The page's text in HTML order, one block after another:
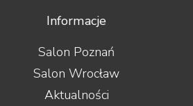
Informacje
Salon Poznań
Salon Wrocław
Aktualności